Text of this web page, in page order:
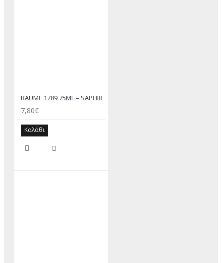
BAUME 1789 75ML – SAPHIR
7,80€
Καλάθι